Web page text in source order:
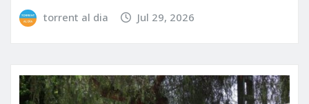
torrent al dia Jul 29, 2026